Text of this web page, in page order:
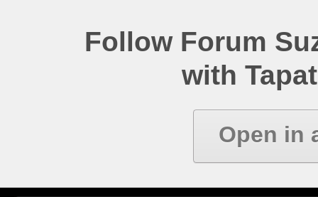
Follow Forum
with
Open in